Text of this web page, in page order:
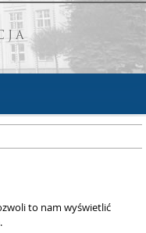
to nam wyświetlić